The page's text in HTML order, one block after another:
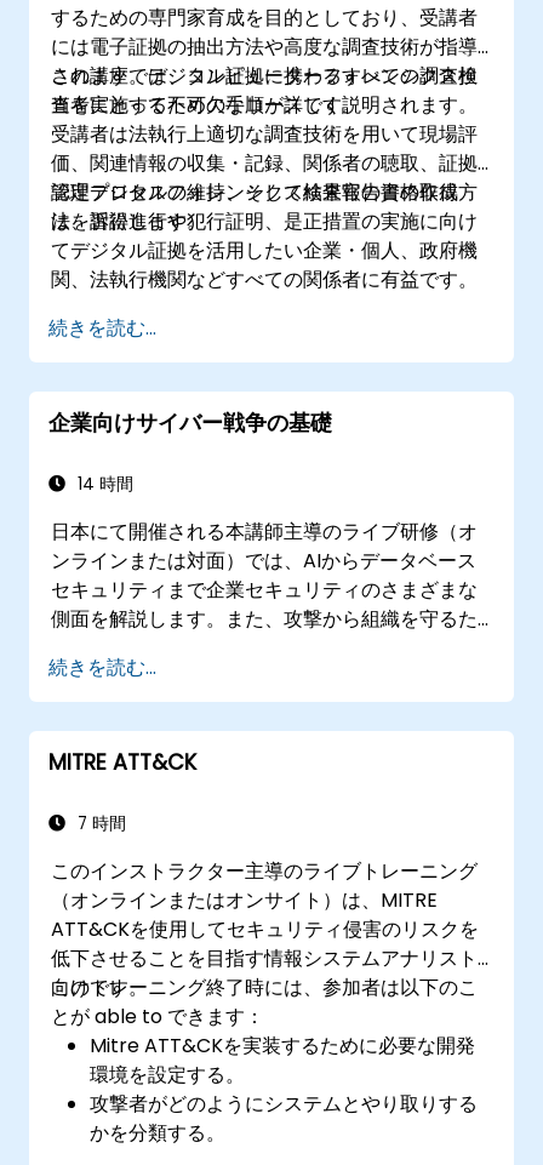
するための専門家育成を目的としており、受講者
には電子証拠の抽出方法や高度な調査技術が指導
されます。デジタル証拠に携わるすべての調査担
当者にとって不可欠なコースです。
この講座では、コンピューターフォレンシクス検
査を実施するための手順が詳しく説明されます。
受講者は法執行上適切な調査技術を用いて現場評
価、関連情報の収集・記録、関係者の聴取、証拠
管理プロセスの維持、そして結果報告書の作成方
法を習得します。
認定デジタルフォレンシクス検査官の資格取得
は、訴訟進行や犯行証明、是正措置の実施に向け
てデジタル証拠を活用したい企業・個人、政府機
関、法執行機関などすべての関係者に有益です。
続きを読む...
企業向けサイバー戦争の基礎
14 時間
日本にて開催される本講師主導のライブ研修（オ
ンラインまたは対面）では、AIからデータベース
セキュリティまで企業セキュリティのさまざまな
側面を解説します。また、攻撃から組織を守るた
紹介します。
続きを読む...
MITRE ATT&CK
7 時間
このインストラクター主導のライブトレーニング
（オンラインまたはオンサイト）は、MITRE
ATT&CKを使用してセキュリティ侵害のリスクを
低下させることを目指す情報システムアナリスト
向けです。
このトレーニング終了時には、参加者は以下のこ
とが able to できます：
Mitre ATT&CKを実装するために必要な開発
環境を設定する。
攻撃者がどのようにシステムとやり取りする
かを分類する。